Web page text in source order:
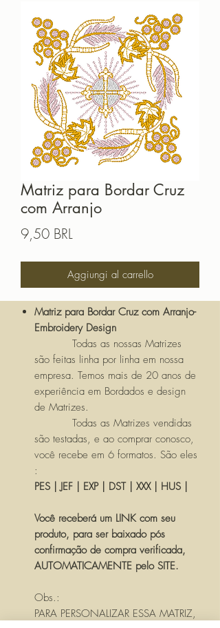
Matriz para Bordar Cruz
com Arranjo
9,50 BRL
Aggiungi al carrello
Matriz para Bordar Cruz com Arranjo-
Embroidery Design
Todas as nossas Matrizes
são feitas linha por linha em nossa
empresa. Temos mais de 20 anos de
experiência em Bordados e design
de Matrizes.
Todas as Matrizes vendidas
são testadas, e ao comprar conosco,
você recebe em 6 formatos. São eles
:
PES | JEF | EXP | DST | XXX | HUS |
Você receberá um LINK com seu
produto, para ser baixado pós
confirmação de compra verificada,
AUTOMATICAMENTE pelo SITE.
Obs.:
PARA PERSONALIZAR ESSA MATRIZ,